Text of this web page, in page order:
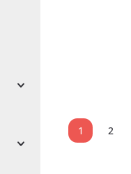
Seite
1 Seite
2